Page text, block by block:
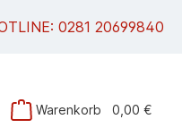
0281 20699840
Warenkorb 0,00 €